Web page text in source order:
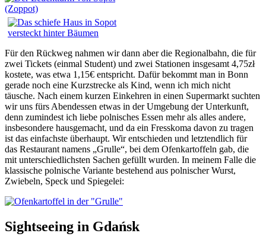
Für den Rückweg nahmen wir dann aber die Regionalbahn, die für
zwei Tickets (einmal Student) und zwei Stationen insgesamt 4,75zł
kostete, was etwa 1,15€ entspricht. Dafür bekommt man in Bonn
gerade noch eine Kurzstrecke als Kind, wenn ich mich nicht
täusche. Nach einem kurzen Einkehren in einen Supermarkt suchten
wir uns fürs Abendessen etwas in der Umgebung der Unterkunft,
denn zumindest ich liebe polnisches Essen mehr als alles andere,
insbesondere hausgemacht, und da ein Fresskoma davon zu tragen
ist das einfachste überhaupt. Wir entschieden und letztendlich für
das Restaurant namens „Grulle“, bei dem Ofenkartoffeln gab, die
mit unterschiedlichsten Sachen gefüllt wurden. In meinem Falle die
klassische polnische Variante bestehend aus polnischer Wurst,
Zwiebeln, Speck und Spiegelei:
Sightseeing in Gdańsk